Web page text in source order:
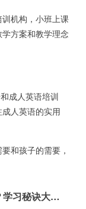
机构，小班上课
方案和教学理念
成人英语培训
人英语的实用
和孩子的需要，
英语0基础应该从哪里开始学？学习秘诀大放送